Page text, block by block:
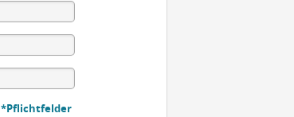
*Pflichtfelder